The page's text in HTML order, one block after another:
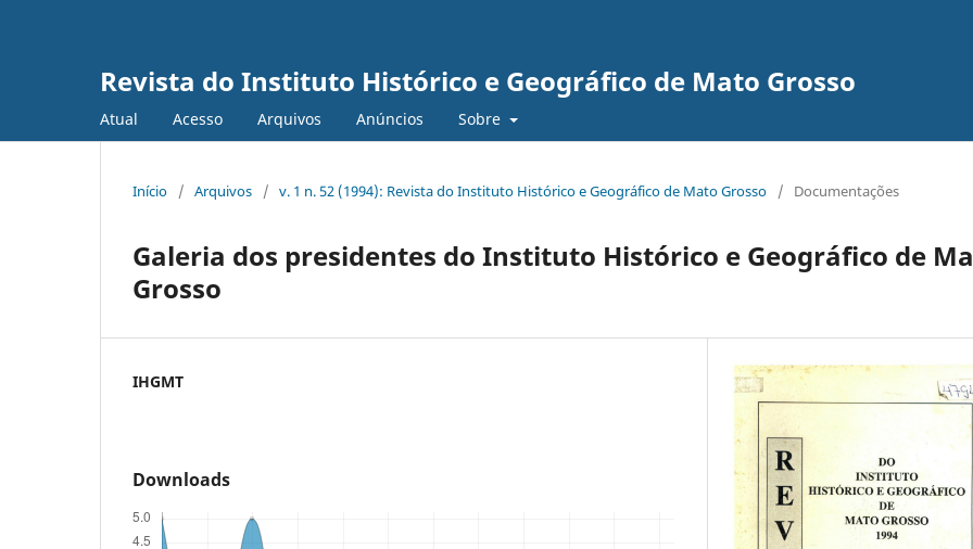
Revista do Instituto Histórico e Geográfico de Mato Grosso
Atual Acesso Arquivos Anúncios Sobre
Início / Arquivos / v. 1 n. 52 (1994): Revista do Instituto Histórico e Geográfico de Mato Grosso / Documentações
Galeria dos presidentes do Instituto Histórico e Geográfico de
Grosso
IHGMT
Downloads